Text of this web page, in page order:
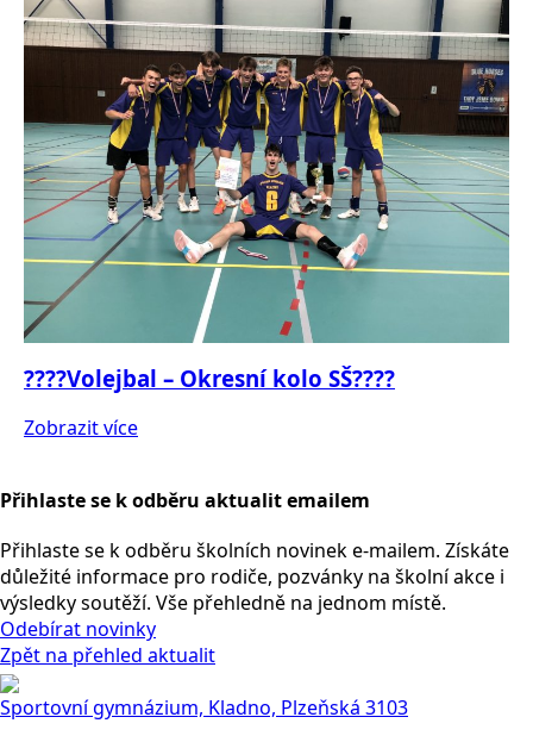
????Volejbal – Okresní kolo SŠ????
Zobrazit více
Přihlaste se k odběru aktualit emailem
Přihlaste se k odběru školních novinek e-mailem. Získáte
důležité informace pro rodiče, pozvánky na školní akce i
výsledky soutěží. Vše přehledně na jednom místě.
Odebírat novinky
Zpět na přehled aktualit
Sportovní gymnázium, Kladno, Plzeňská 3103